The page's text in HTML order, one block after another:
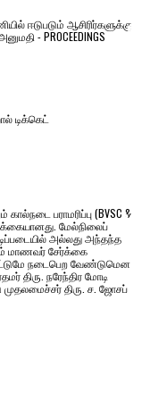
ஈடுபடும் ஆசிரிர்களுக்கு
- PROCEEDINGS
​டிக்கெட்
பராமரிப்பு (BVSC &
மேல்நிலைப்
அல்லது அந்தந்த
மாணவர் சேர்க்கை
நடைபெற வேண்டுமென
திரு. நரேந்திர மோடி
முதலமைச்சர் திரு. ச. ஜோசப்